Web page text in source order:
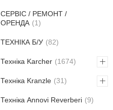
СЕРВІС / РЕМОНТ /
ОРЕНДА
1
ТЕХНІКА Б/У 82
Техніка Karcher 1674
Техніка Kranzle 31
Техніка Annovi Reverberi 9